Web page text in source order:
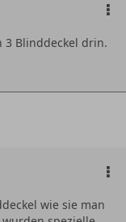
3 Blinddeckel drin.
wie sie man